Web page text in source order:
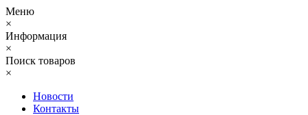
Меню
×
Информация
×
Поиск товаров
×
Новости
Контакты